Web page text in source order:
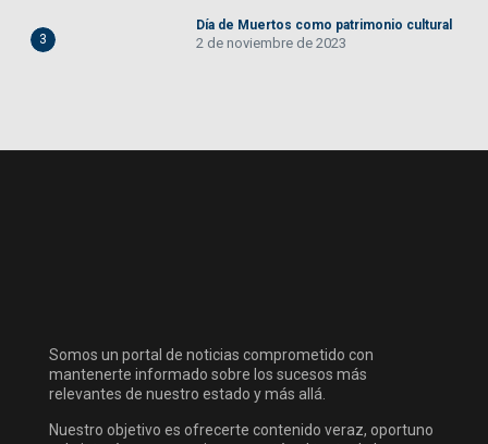
3
Día de Muertos como patrimonio cultural
2 de noviembre de 2023
Somos un portal de noticias comprometido con
mantenerte informado sobre los sucesos más
relevantes de nuestro estado y más allá.
Nuestro objetivo es ofrecerte contenido veraz, oportuno